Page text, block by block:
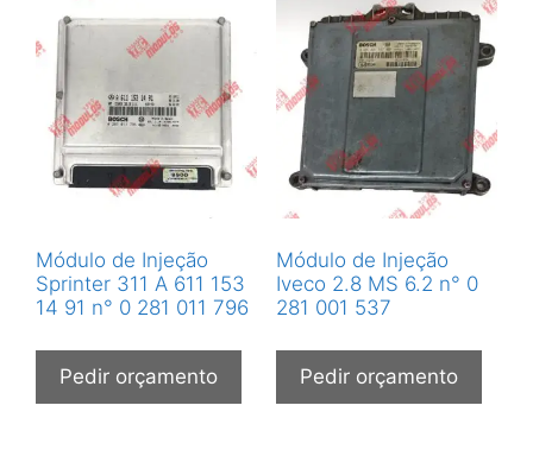
Módulo de Injeção
Sprinter 311 A 611 153
14 91 n° 0 281 011 796
Pedir orçamento
Módulo de Injeção
Iveco 2.8 MS 6.2 n° 0
281 001 537
Pedir orçamento